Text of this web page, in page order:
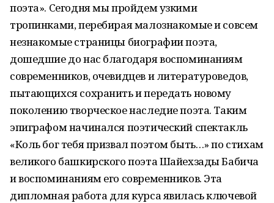
поэта». Сегодня мы пройдем узкими
тропинками, перебирая малознакомые и совсем
незнакомые страницы биографии поэта,
дошедшие до нас благодаря воспоминаниям
современников, очевидцев и литературоведов,
пытающихся сохранить и передать новому
поколению творческое наследие поэта. Таким
эпиграфом начинался поэтический спектакль
«Коль бог тебя призвал поэтом быть…» по стихам
великого башкирского поэта Шайехзады Бабича
и воспоминаниям его современников. Эта
дипломная работа для курса явилась ключевой